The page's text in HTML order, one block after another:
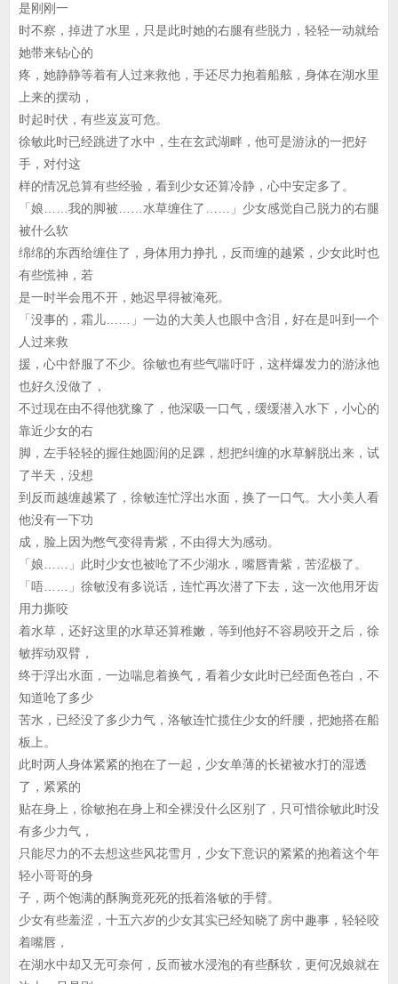
是刚刚一
时不察，掉进了水里，只是此时她的右腿有些脱力，轻轻一动就给
她带来钻心的
疼，她静静等着有人过来救他，手还尽力抱着船舷，身体在湖水里
上来的摆动，
时起时伏，有些岌岌可危。
徐敏此时已经跳进了水中，生在玄武湖畔，他可是游泳的一把好
手，对付这
样的情况总算有些经验，看到少女还算冷静，心中安定多了。
「娘……我的脚被……水草缠住了……」少女感觉自己脱力的右腿
被什么软
绵绵的东西给缠住了，身体用力挣扎，反而缠的越紧，少女此时也
有些慌神，若
是一时半会甩不开，她迟早得被淹死。
「没事的，霜儿……」一边的大美人也眼中含泪，好在是叫到一个
人过来救
援，心中舒服了不少。徐敏也有些气喘吁吁，这样爆发力的游泳他
也好久没做了，
不过现在由不得他犹豫了，他深吸一口气，缓缓潜入水下，小心的
靠近少女的右
脚，左手轻轻的握住她圆润的足踝，想把纠缠的水草解脱出来，试
了半天，没想
到反而越缠越紧了，徐敏连忙浮出水面，换了一口气。大小美人看
他没有一下功
成，脸上因为憋气变得青紫，不由得大为感动。
「娘……」此时少女也被呛了不少湖水，嘴唇青紫，苦涩极了。
「唔……」徐敏没有多说话，连忙再次潜了下去，这一次他用牙齿
用力撕咬
着水草，还好这里的水草还算稚嫩，等到他好不容易咬开之后，徐
敏挥动双臂，
终于浮出水面，一边喘息着换气，看着少女此时已经面色苍白，不
知道呛了多少
苦水，已经没了多少力气，洛敏连忙揽住少女的纤腰，把她搭在船
板上。
此时两人身体紧紧的抱在了一起，少女单薄的长裙被水打的湿透
了，紧紧的
贴在身上，徐敏抱在身上和全裸没什么区别了，只可惜徐敏此时没
有多少力气，
只能尽力的不去想这些风花雪月，少女下意识的紧紧的抱着这个年
轻小哥哥的身
子，两个饱满的酥胸竟死死的抵着洛敏的手臂。
少女有些羞涩，十五六岁的少女其实已经知晓了房中趣事，轻轻咬
着嘴唇，
在湖水中却又无可奈何，反而被水浸泡的有些酥软，更何况娘就在